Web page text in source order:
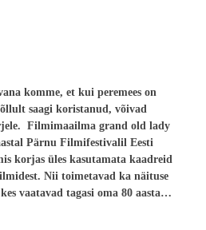
komme, et kui peremees on
saagi koristanud, võivad
Filmimaailma grand old lady
Pärnu Filmifestivalil Eesti
korjas üles kasutamata kaadreid
Nii toimetavad ka näituse
vaatavad tagasi oma 80 aasta…